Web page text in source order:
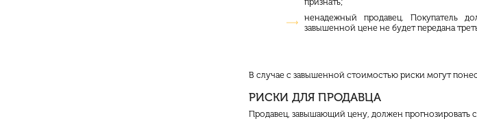
ненадежный продавец. Покупатель
завышенной цене не будет передана
В случае с завышенной стоимостью риски могут
РИСКИ ДЛЯ ПРОДАВЦА
Продавец, завышающий цену, должен прогнозировать